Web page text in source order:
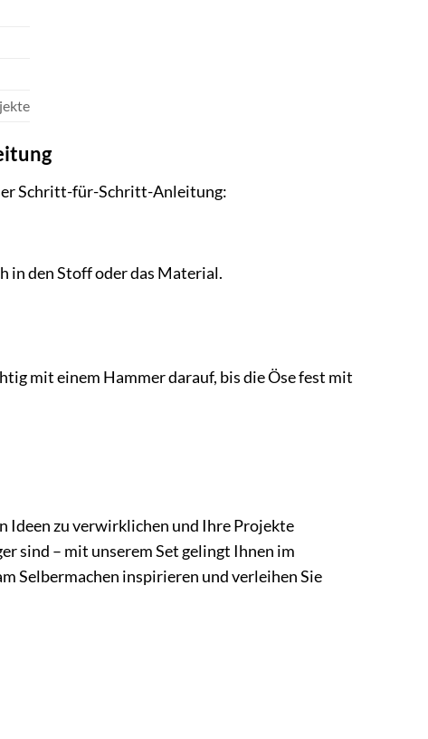
Schritt-für-Schritt-Anleitung:
in den Stoff oder das Material.
mit einem Hammer darauf, bis die Öse fest mit
Ideen zu verwirklichen und Ihre Projekte
sind – mit unserem Set gelingt Ihnen im
Selbermachen inspirieren und verleihen Sie